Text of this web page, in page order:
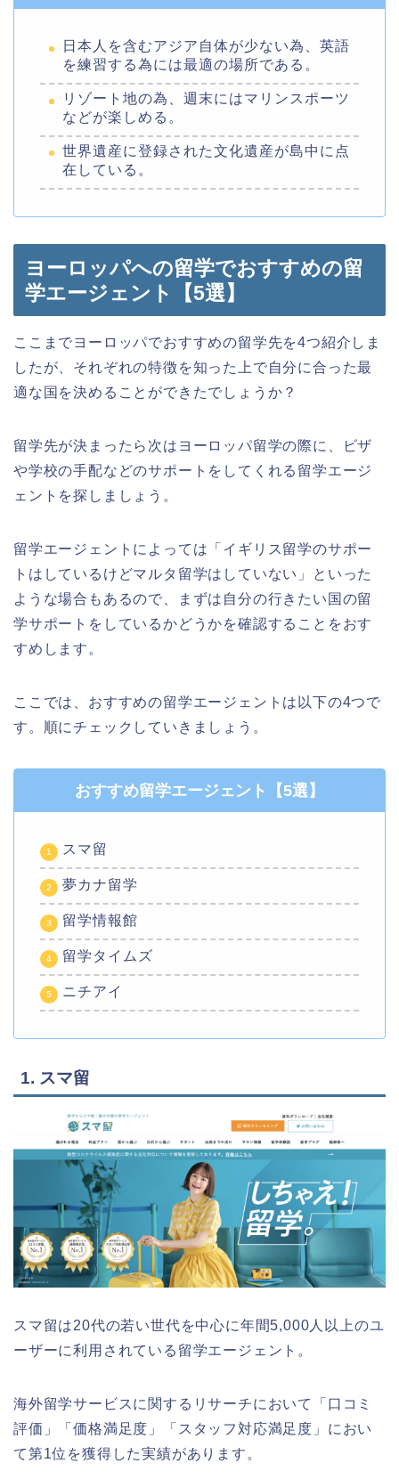
日本人を含むアジア自体が少ない為、英語
を練習する為には最適の場所である。
リゾート地の為、週末にはマリンスポーツ
などが楽しめる。
世界遺産に登録された文化遺産が島中に点
在している。
ヨーロッパへの留学でおすすめの留
学エージェント【5選】
ここまでヨーロッパでおすすめの留学先を4つ紹介しま
したが、それぞれの特徴を知った上で自分に合った最
適な国を決めることができたでしょうか？
留学先が決まったら次はヨーロッパ留学の際に、ビザ
や学校の手配などのサポートをしてくれる留学エージ
ェントを探しましょう。
留学エージェントによっては「イギリス留学のサポー
トはしているけどマルタ留学はしていない」といった
ような場合もあるので、まずは自分の行きたい国の留
学サポートをしているかどうかを確認することをおす
すめします。
ここでは、おすすめの留学エージェントは以下の4つで
す。順にチェックしていきましょう。
おすすめ留学エージェント【5選】
スマ留
夢カナ留学
留学情報館
留学タイムズ
ニチアイ
1. スマ留
スマ留は20代の若い世代を中心に年間5,000人以上のユ
ーザーに利用されている留学エージェント。
海外留学サービスに関するリサーチにおいて「口コミ
評価」「価格満足度」「スタッフ対応満足度」におい
て第1位を獲得した実績があります。